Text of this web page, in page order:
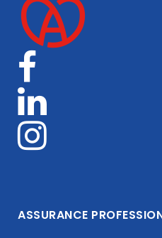
ASSURANCE